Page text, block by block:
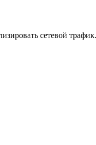
сетевой трафик.